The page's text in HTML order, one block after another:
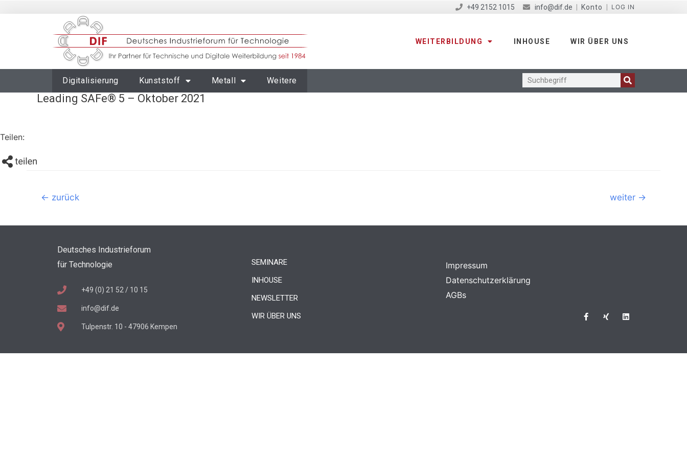
+49 2152 1015 info@dif.de Konto LOG IN
WEITERBILDUNG INHOUSE WIR ÜBER UNS
Digitalisierung Kunststoff Metall Weitere
Leading SAFe® 5 – Oktober 2021
Teilen:
← zurück weiter →
Deutsches Industrieforum
für Technologie
+49 (0) 21 52 / 10 15
info@dif.de
Tulpenstr. 10 - 47906 Kempen
SEMINARE
INHOUSE
NEWSLETTER
WIR ÜBER UNS
Impressum
Datenschutzerklärung
AGBs